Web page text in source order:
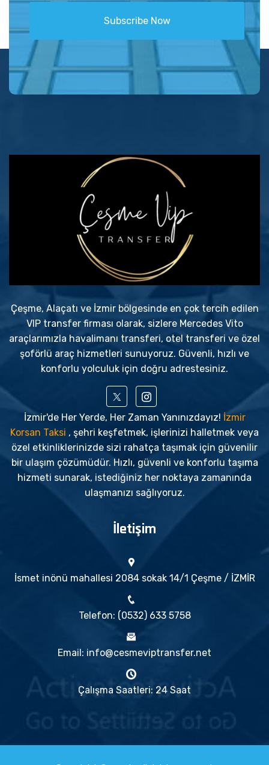
Subscribe Now
Çeşme, Alaçatı ve İzmir bölgesinde en çok tercih edilen
VIP transfer firması olarak, sizlere Mercedes Vito
araçlarımızla havalimanı transferi, otel transferi ve özel
şoförlü araç hizmetleri sunuyoruz. Güvenli, hızlı ve
konforlu yolculuk için doğru adrestesiniz.
İzmir'de Her Yerde, Her Zaman Yanınızdayız! İzmir
Korsan Taksi , şehri keşfetmek, işlerinizi halletmek veya
özel etkinliklerinizde sizi rahatça taşımak için güvenilir
bir ulaşım çözümüdür. Hızlı, güvenli ve konforlu taşıma
hizmeti sunarak, istediğiniz her noktaya zamanında
ulaşmanızı sağlıyoruz.
İletişim
İsmet inönü mahallesi 2084 sokak 14/1 Çeşme / İZMİR
Telefon: (0532) 633 5758
Email: info@cesmeviptransfer.net
Çalışma Saatleri: 24 Saat